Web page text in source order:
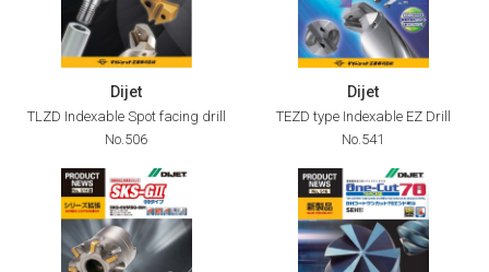
Dijet
TLZD Indexable Spot facing drill
No.506
Dijet
TEZD type Indexable EZ Drill
No.541